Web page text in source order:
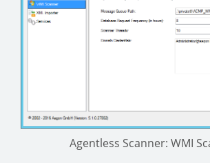
Agentless Scanner: WMI